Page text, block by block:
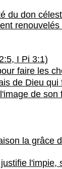
du don
I Pi 3:1)
faire les
de Dieu qui
de son
la
l'impie,